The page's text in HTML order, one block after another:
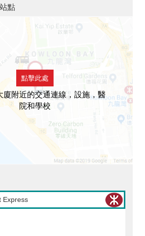
點
點擊此處
廈附近的交通連線，設施，醫
院和學校
Express